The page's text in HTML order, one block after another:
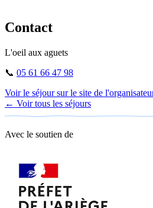
+
Contact
L'oeil aux aguets
📞 05 61 66 47 98
Voir le séjour sur le site de
← Voir tous les séjours
Avec le soutien de